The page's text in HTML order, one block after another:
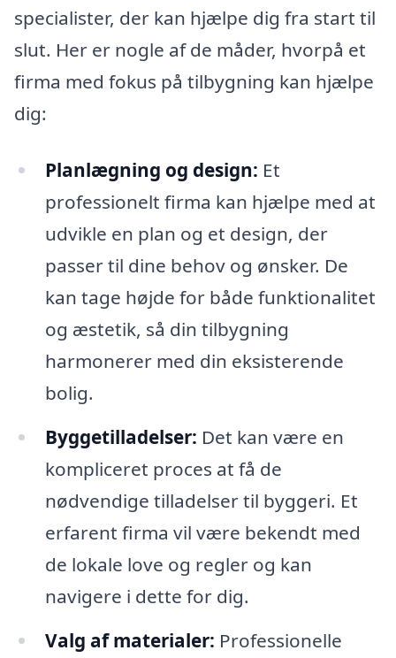
specialister, der kan hjælpe dig fra start til
slut. Her er nogle af de måder, hvorpå et
firma med fokus på tilbygning kan hjælpe
dig:
Planlægning og design: Et
professionelt firma kan hjælpe med at
udvikle en plan og et design, der
passer til dine behov og ønsker. De
kan tage højde for både funktionalitet
og æstetik, så din tilbygning
harmonerer med din eksisterende
bolig.
Byggetilladelser: Det kan være en
kompliceret proces at få de
nødvendige tilladelser til byggeri. Et
erfarent firma vil være bekendt med
de lokale love og regler og kan
navigere i dette for dig.
Valg af materialer: Professionelle